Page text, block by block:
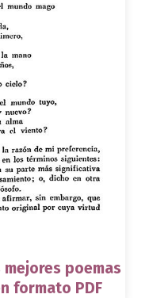
poemas
formato PDF